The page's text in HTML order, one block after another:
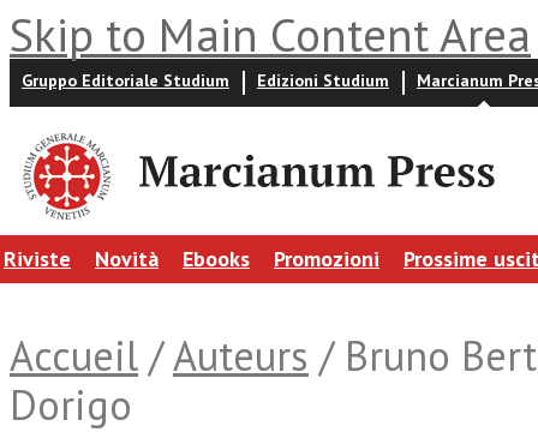
Skip to Main Content Area
Gruppo Editoriale Studium Edizioni Studium Marcianum
Riviste Novità Ebooks Promozioni Prossime
Accueil /Auteurs / Bruno
Dorigo